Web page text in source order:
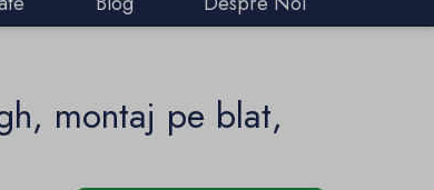
montaj pe blat,